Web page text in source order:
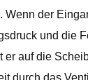
Wenn der
und die
er auf die
durch das